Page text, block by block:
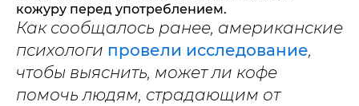
кожуру перед употреблением.
Как сообщалось ранее, американские
психологи провели исследование,
чтобы выяснить, может ли кофе
помочь людям, страдающим от